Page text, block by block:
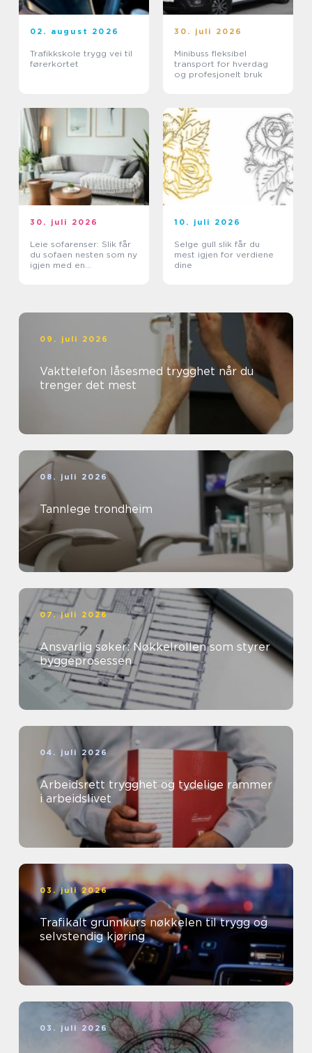
02. august 2026
Trafikkskole trygg vei til
førerkortet
30. juli 2026
Minibuss fleksibel
transport for hverdag
og profesjonelt bruk
30. juli 2026
Leie sofarenser: Slik får
du sofaen nesten som ny
igjen med en
10. juli 2026
Selge gull slik får du
mest igjen for verdiene
dine
09. juli 2026
Vakttelefon låsesmed trygghet når du
trenger det mest
08. juli 2026
Tannlege trondheim
07. juli 2026
Ansvarlig søker: Nøkkelrollen som styrer
byggeprosessen
04. juli 2026
Arbeidsrett trygghet og tydelige rammer
i arbeidslivet
03. juli 2026
Trafikalt grunnkurs nøkkelen til trygg og
selvstendig kjøring
03. juli 2026